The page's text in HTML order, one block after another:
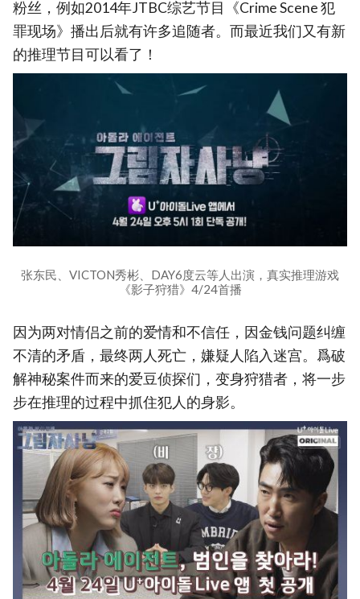
粉丝，例如2014年JTBC综艺节目《Crime Scene 犯
罪现场》播出后就有许多追随者。而最近我们又有新
的推理节目可以看了！
张东民、VICTON秀彬、DAY6度云等人出演，真实推理游戏
《影子狩猎》4/24首播
因为两对情侣之前的爱情和不信任，因金钱问题纠缠
不清的矛盾，最终两人死亡，嫌疑人陷入迷宫。爲破
解神秘案件而来的爱豆侦探们，变身狩猎者，将一步
步在推理的过程中抓住犯人的身影。